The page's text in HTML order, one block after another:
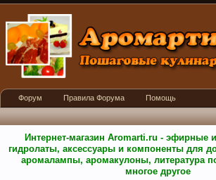
Интернет-магазин Aromarti.ru - эфирные
гидролаты, аксессуары и компоненты для
аромалампы, аромакулоны, литература
многое другое
Форум Правила Форума Помощь